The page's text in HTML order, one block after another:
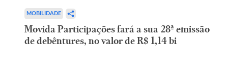
MOBILIDADE
Movida Participações fará a sua 28ª emissão
de debêntures, no valor de R$ 1,14 bi